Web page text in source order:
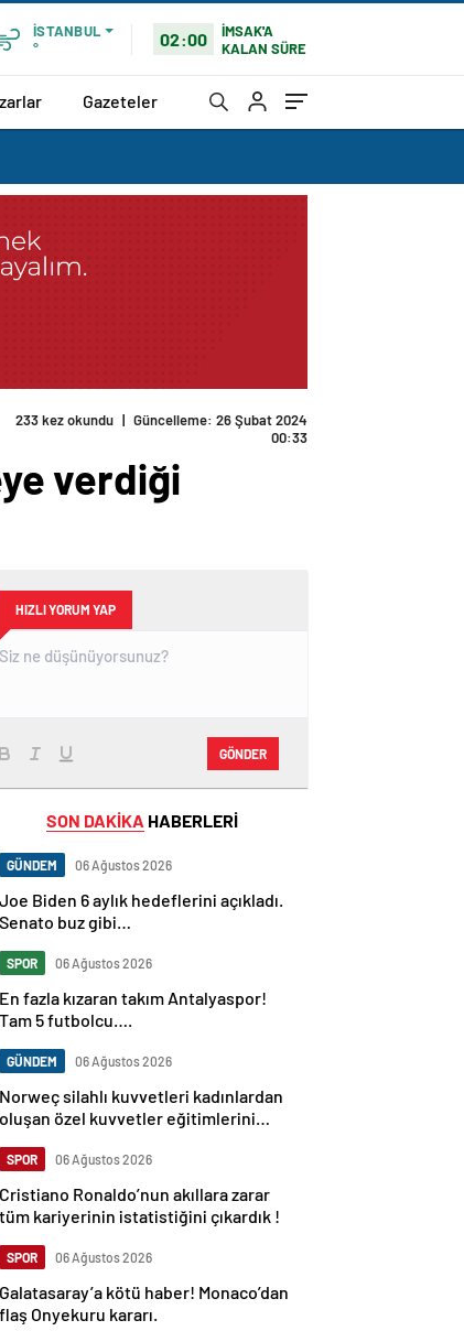
İSTANBUL
°
02:00
İMSAK'A
KALAN SÜRE
Gazeteler
233 kez okundu | Güncelleme: 26 Şubat 2024
00:33
verdiği
HIZLI YORUM YAP
GÖNDER
SON DAKİKA HABERLERİ
GÜNDEM 06 Ağustos 2026
Joe Biden 6 aylık hedeflerini açıkladı.
Senato buz gibi…
SPOR 06 Ağustos 2026
En fazla kızaran takım Antalyaspor!
Tam 5 futbolcu….
GÜNDEM 06 Ağustos 2026
Norweç silahlı kuvvetleri kadınlardan
oluşan özel kuvvetler eğitimlerini
SPOR 06 Ağustos 2026
Cristiano Ronaldo’nun akıllara zarar
tüm kariyerinin istatistiğini çıkardık !
SPOR 06 Ağustos 2026
Galatasaray’a kötü haber! Monaco’dan
flaş Onyekuru kararı.